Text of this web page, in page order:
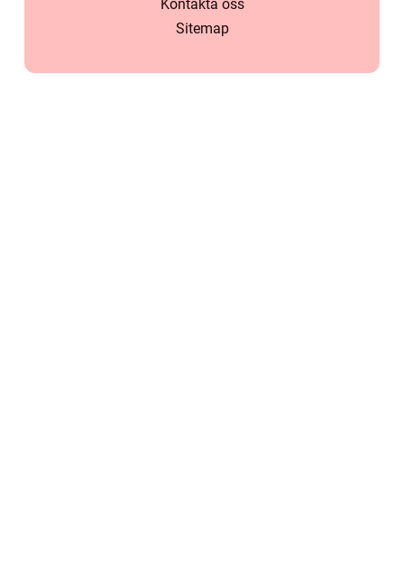
Kontakta oss
Sitemap